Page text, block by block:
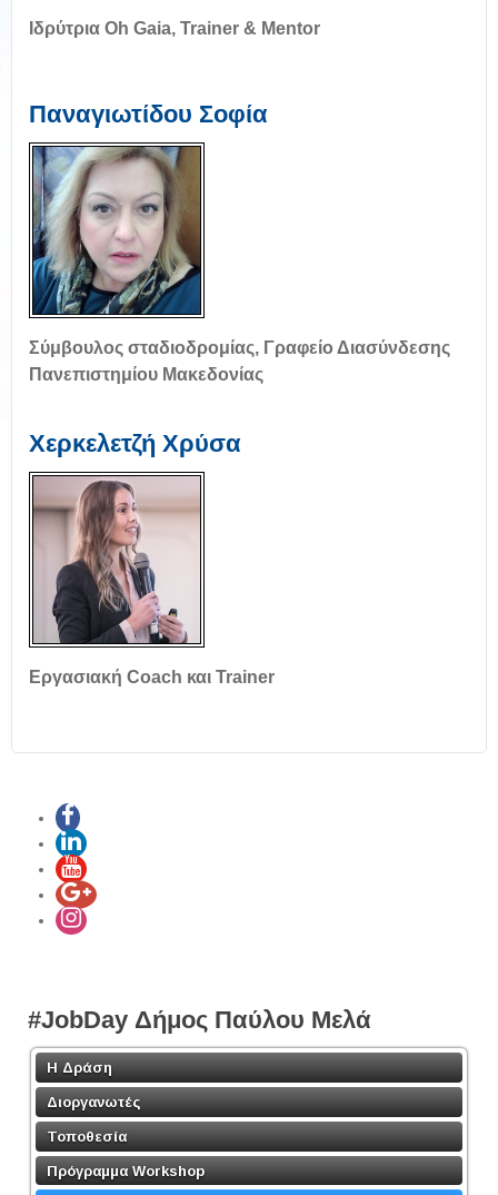
Ιδρύτρια Oh Gaia, Trainer & Mentor
Παναγιωτίδου Σοφία
Σύμβουλος σταδιοδρομίας, Γραφείο Διασύνδεσης
Πανεπιστημίου Μακεδονίας
Χερκελετζή Χρύσα
Εργασιακή Coach και Trainer
#JobDay Δήμος Παύλου Μελά
Η Δράση
Διοργανωτές
Τοποθεσία
Πρόγραμμα Workshop